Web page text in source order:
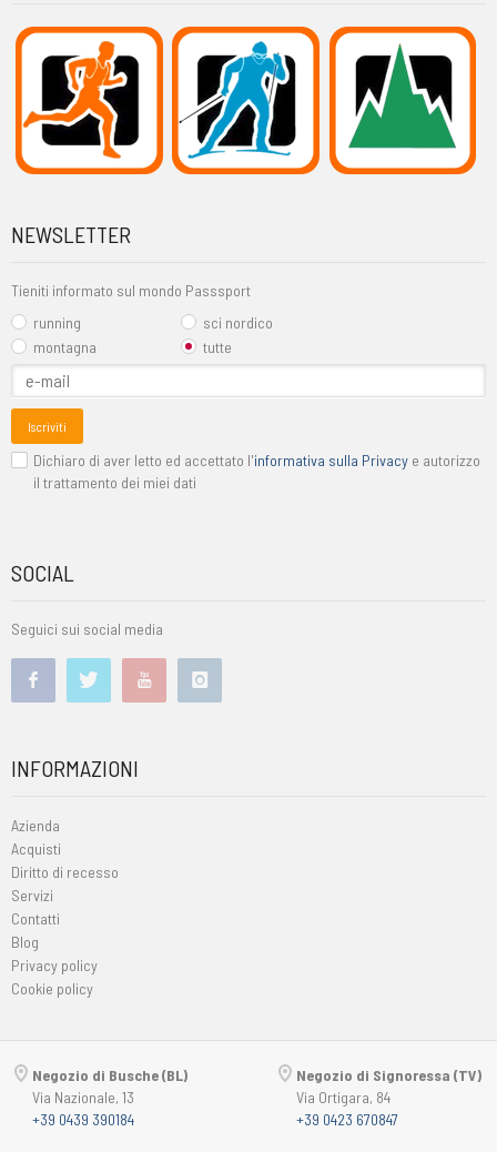
NEWSLETTER
Tieniti informato sul mondo Passsport
running
sci nordico
montagna
tutte
Iscriviti
Dichiaro di aver letto ed accettato l'informativa sulla Privacy e autorizzo
il trattamento dei miei dati
SOCIAL
Seguici sui social media
INFORMAZIONI
Azienda
Acquisti
Diritto di recesso
Servizi
Contatti
Blog
Privacy policy
Cookie policy
Negozio di Busche (BL)
Via Nazionale, 13
+39 0439 390184
Negozio di Signoressa (TV)
Via Ortigara, 84
+39 0423 670847